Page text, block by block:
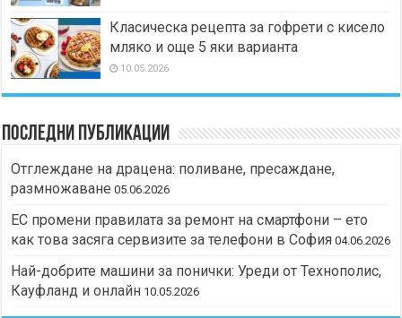
Класическа рецепта за гофрети с кисело
мляко и още 5 яки варианта
10.05.2026
Последни публикации
Отглеждане на драцена: поливане, пресаждане,
размножаване 05.06.2026
ЕС промени правилата за ремонт на смартфони – ето
как това засяга сервизите за телефони в София 04.06.2026
Най-добрите машини за понички: Уреди от Технополис,
Кауфланд и онлайн 10.05.2026